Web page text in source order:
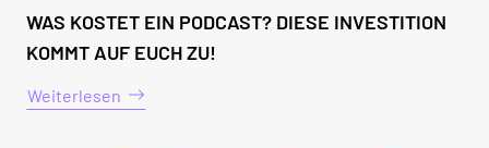
WAS KOSTET EIN PODCAST? DIESE INVESTITION
KOMMT AUF EUCH ZU!
Weiterlesen